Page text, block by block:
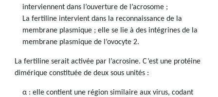
interviennent dans l’ouverture de l’acrosome ;
La fertiline intervient dans la reconnaissance de la
membrane plasmique ; elle se lie à des intégrines de la
membrane plasmique de l’ovocyte 2.
La fertiline serait activée par l’acrosine. C’est une protéine
dimérique constituée de deux sous unités :
α : elle contient une région similaire aux virus, codant